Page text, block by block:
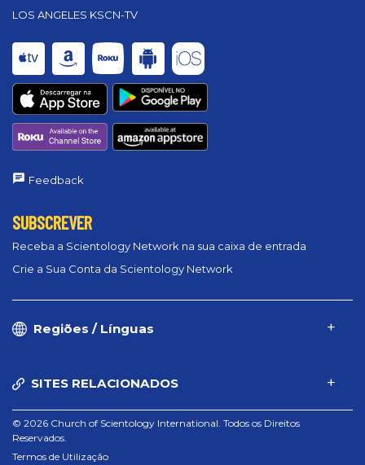
LOS ANGELES KSCN-TV
Feedback
SUBSCREVER
Receba a Scientology Network na sua caixa de entrada
Crie a Sua Conta da Scientology Network
Regiões / Línguas
SITES RELACIONADOS
© 2026 Church of Scientology International. Todos os Direitos
Reservados.
Termos de Utilização